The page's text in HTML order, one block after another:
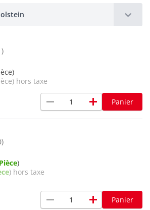
hors taxe
remove add Panier
)
) hors taxe
remove add Panier